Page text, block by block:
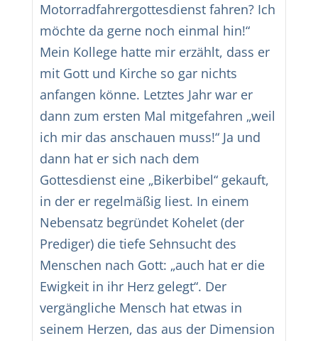
Motorradfahrergottesdienst fahren? Ich
möchte da gerne noch einmal hin!“
Mein Kollege hatte mir erzählt, dass er
mit Gott und Kirche so gar nichts
anfangen könne. Letztes Jahr war er
dann zum ersten Mal mitgefahren „weil
ich mir das anschauen muss!“ Ja und
dann hat er sich nach dem
Gottesdienst eine „Bikerbibel“ gekauft,
in der er regelmäßig liest. In einem
Nebensatz begründet Kohelet (der
Prediger) die tiefe Sehnsucht des
Menschen nach Gott: „auch hat er die
Ewigkeit in ihr Herz gelegt“. Der
vergängliche Mensch hat etwas in
seinem Herzen, das aus der Dimension